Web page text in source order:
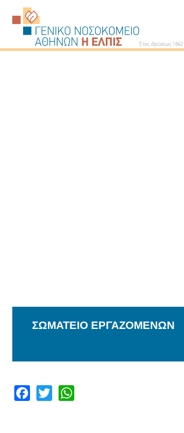
ΣΩΜΑΤΕΙΟ ΕΡΓΑΖΟΜΕΝΩΝ
Facebook
Twitter